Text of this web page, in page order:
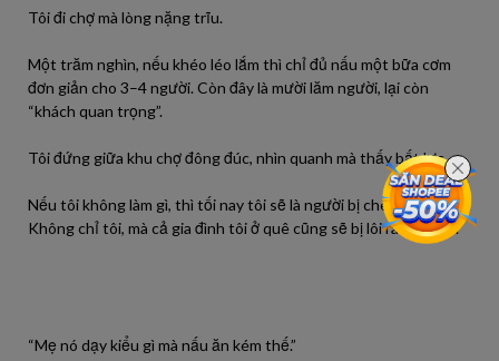
Tôi đi chợ mà lòng nặng trĩu.
Một trăm nghìn, nếu khéo léo lắm thì chỉ đủ nấu một bữa cơm
đơn giản cho 3–4 người. Còn đây là mười lăm người, lại còn
“khách quan trọng”.
Tôi đứng giữa khu chợ đông đúc, nhìn quanh mà thấy bất lực.
Nếu tôi không làm gì, thì tối nay tôi sẽ là người bị chê cười.
Không chỉ tôi, mà cả gia đình tôi ở quê cũng sẽ bị lôi ra so sánh.
“Mẹ nó dạy kiểu gì mà nấu ăn kém thế.”